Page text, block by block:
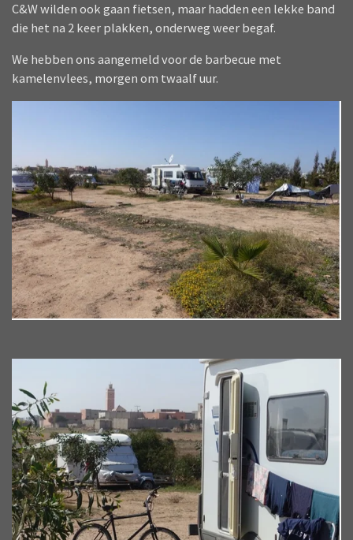
C&W wilden ook gaan fietsen, maar hadden een lekke band
die het na 2 keer plakken, onderweg weer begaf.
We hebben ons aangemeld voor de barbecue met
kamelenvlees, morgen om twaalf uur.